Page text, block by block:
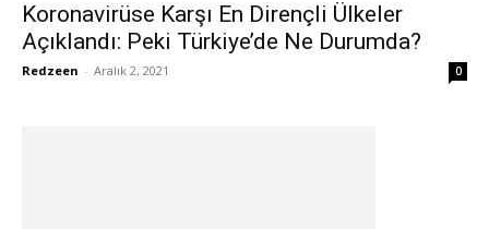
Koronavirüse Karşı En Dirençli Ülkeler
Açıklandı: Peki Türkiye’de Ne Durumda?
Redzeen - Aralık 2, 2021 0